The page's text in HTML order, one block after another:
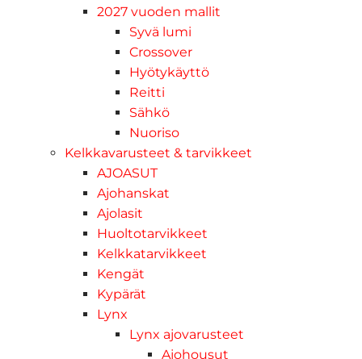
2027 vuoden mallit
Syvä lumi
Crossover
Hyötykäyttö
Reitti
Sähkö
Nuoriso
Kelkkavarusteet & tarvikkeet
AJOASUT
Ajohanskat
Ajolasit
Huoltotarvikkeet
Kelkkatarvikkeet
Kengät
Kypärät
Lynx
Lynx ajovarusteet
Ajohousut